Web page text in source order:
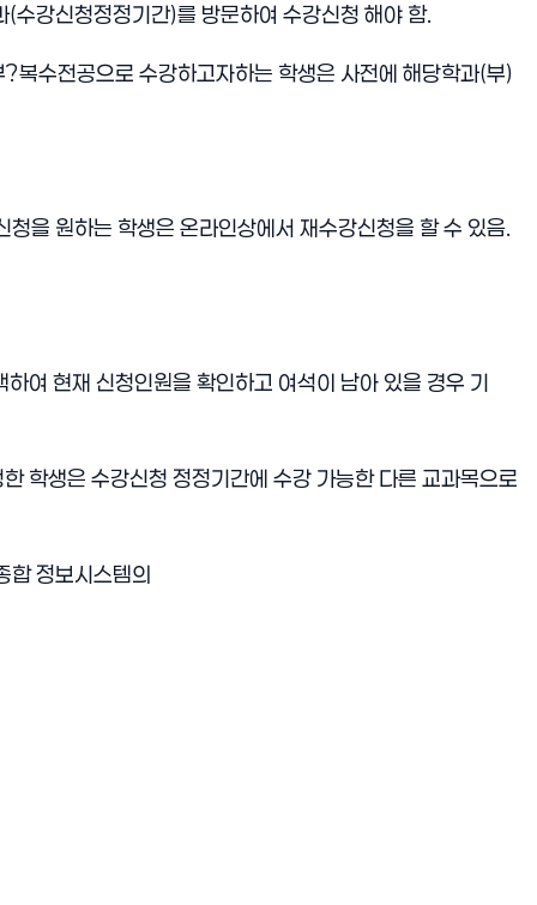
수강신청정정기간)를 방문하여 수강신청 해야 함.
복수전공으로 수강하고자하는 학생은 사전에 해당학과(부)
을 원하는 학생은 온라인상에서 재수강신청을 할 수 있음.
여 현재 신청인원을 확인하고 여석이 남아 있을 경우 기
학생은 수강신청 정정기간에 수강 가능한 다른 교과목으로
합 정보시스템의